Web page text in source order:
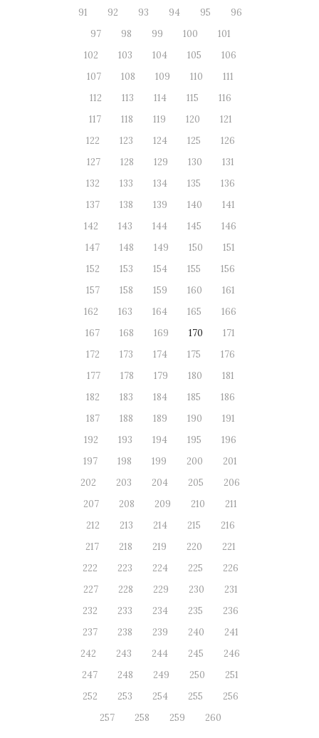
91
92 93 94 95
96
97
98 99 100
101
102
103 104 105
106
107
108 109 110
111
112
113 114 115
116
117
118 119 120
121
122
123 124 125
126
127
128 129 130
131
132
133 134 135
136
137
138 139 140
141
142
143 144 145
146
147
148 149 150
151
152
153 154 155
156
157
158 159 160
161
162
163 164 165
166
167
168 169 170
171
172
173 174 175
176
177
178 179 180
181
182
183 184 185
186
187
188 189 190
191
192
193 194 195
196
197
198 199 200
201
202
203 204 205
206
207
208 209 210
211
212
213 214 215
216
217
218 219 220
221
222
223 224 225
226
227
228 229 230
231
232
233 234 235
236
237
238 239 240
241
242
243 244 245
246
247
248 249 250
251
252
253 254 255
256
257
258 259 260